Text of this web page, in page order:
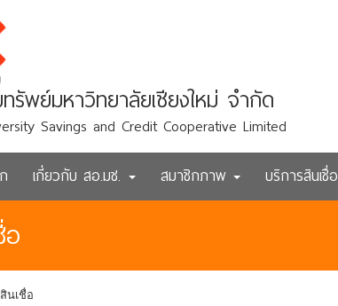
พย์มหาวิทยาลัยเชียงใหม่ จำกัด
Savings and Credit Cooperative Limited
เกี่ยวกับ สอ.มช. สมาชิกภาพ บริการสินเชื่อ
อ
นเชื่อ